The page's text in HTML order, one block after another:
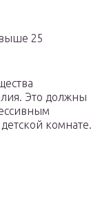
25
Это должны
комнате.